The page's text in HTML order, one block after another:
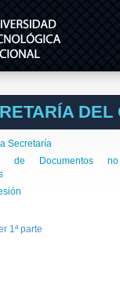
Secretaría
de Documentos no
1ª parte